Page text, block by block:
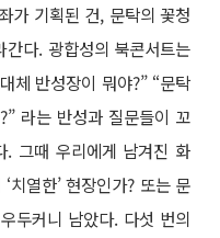
가 기획된 건, 문탁의 꽃청
간다. 광합성의 북콘서트는
체 반성장이 뭐야?” “문탁
라는 반성과 질문들이 꼬
. 그때 우리에게 남겨진 화
치열한’ 현장인가? 또는 문
두커니 남았다. 다섯 번의